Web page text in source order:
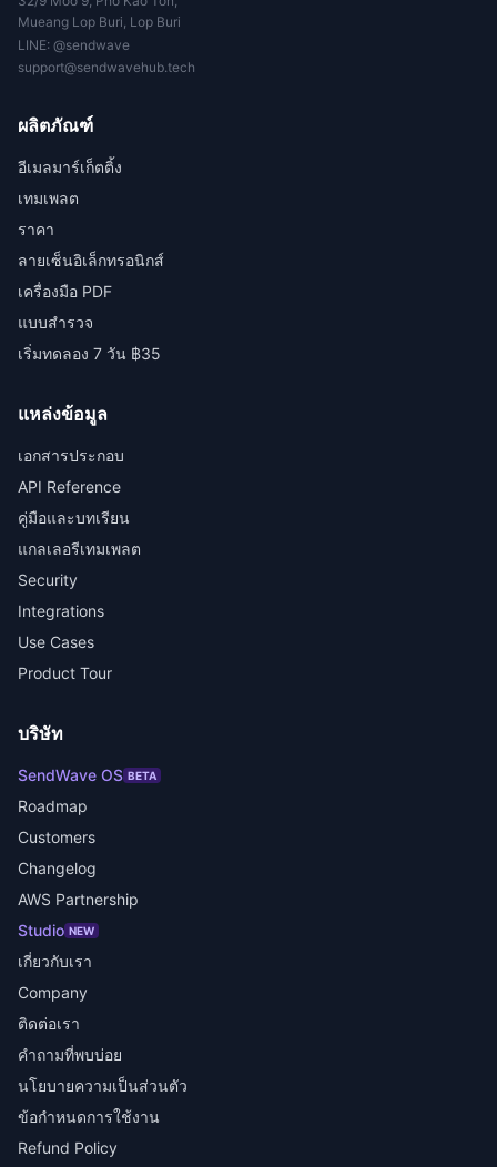
Mueang Lop Buri, Lop Buri
LINE: @sendwave
support@sendwavehub.tech
ผลิตภัณฑ์
อีเมลมาร์เก็ตติ้ง
เทมเพลต
ราคา
ลายเซ็นอิเล็กทรอนิกส์
เครื่องมือ PDF
แบบสำรวจ
เริ่มทดลอง 7 วัน ฿35
แหล่งข้อมูล
เอกสารประกอบ
API Reference
คู่มือและบทเรียน
แกลเลอรีเทมเพลต
Security
Integrations
Use Cases
Product Tour
บริษัท
SendWave OS BETA
Roadmap
Customers
Changelog
AWS Partnership
Studio NEW
เกี่ยวกับเรา
Company
ติดต่อเรา
คำถามที่พบบ่อย
นโยบายความเป็นส่วนตัว
ข้อกำหนดการใช้งาน
Refund Policy